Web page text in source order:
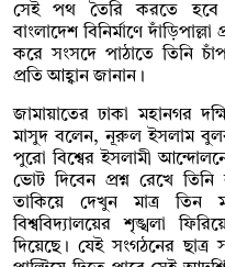
সেই পথ তৈরি করতে হবে
বাংলাদেশ বিনির্মাণে
করে সংসদে পাঠাতে তিনি
প্রতি আহ্বান জানান।
জামায়াতের ঢাকা মহানগর
মাসুদ বলেন, নূরুল ইসলাম
পুরো বিশ্বের ইসলামী
ভোট দিবেন প্রশ্ন রেখে
তাকিয়ে দেখুন মাত্র তিন
বিশ্ববিদ্যালয়ের শৃঙ্খলা
দিয়েছে। যেই সংগঠনের ছাত্র